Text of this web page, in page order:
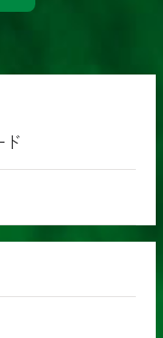
ド